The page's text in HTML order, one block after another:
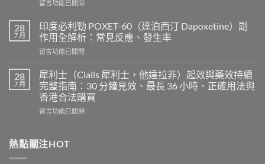
超
希
愛
力
混
片
雙
效
利
果
在
威
壯
使
用
得
及
樂
威
壯
買？
留言功能已關閉
28
7 月
印度必利勁 POXET-60（達泊西汀 Dapoxetine）副
作用全解析：常見反應、發生率
在
度
必
利
勁
POXET-
西
留言功能已關閉
28
7 月
犀利士（Cialis 犀利士，他達拉非）起效與藥效持續
完整指南：30 分鐘見效、最長 36 小時、正確用法與
香港合法購買
在
士
（Cialis
留言功能已關閉
熱點關注HOT